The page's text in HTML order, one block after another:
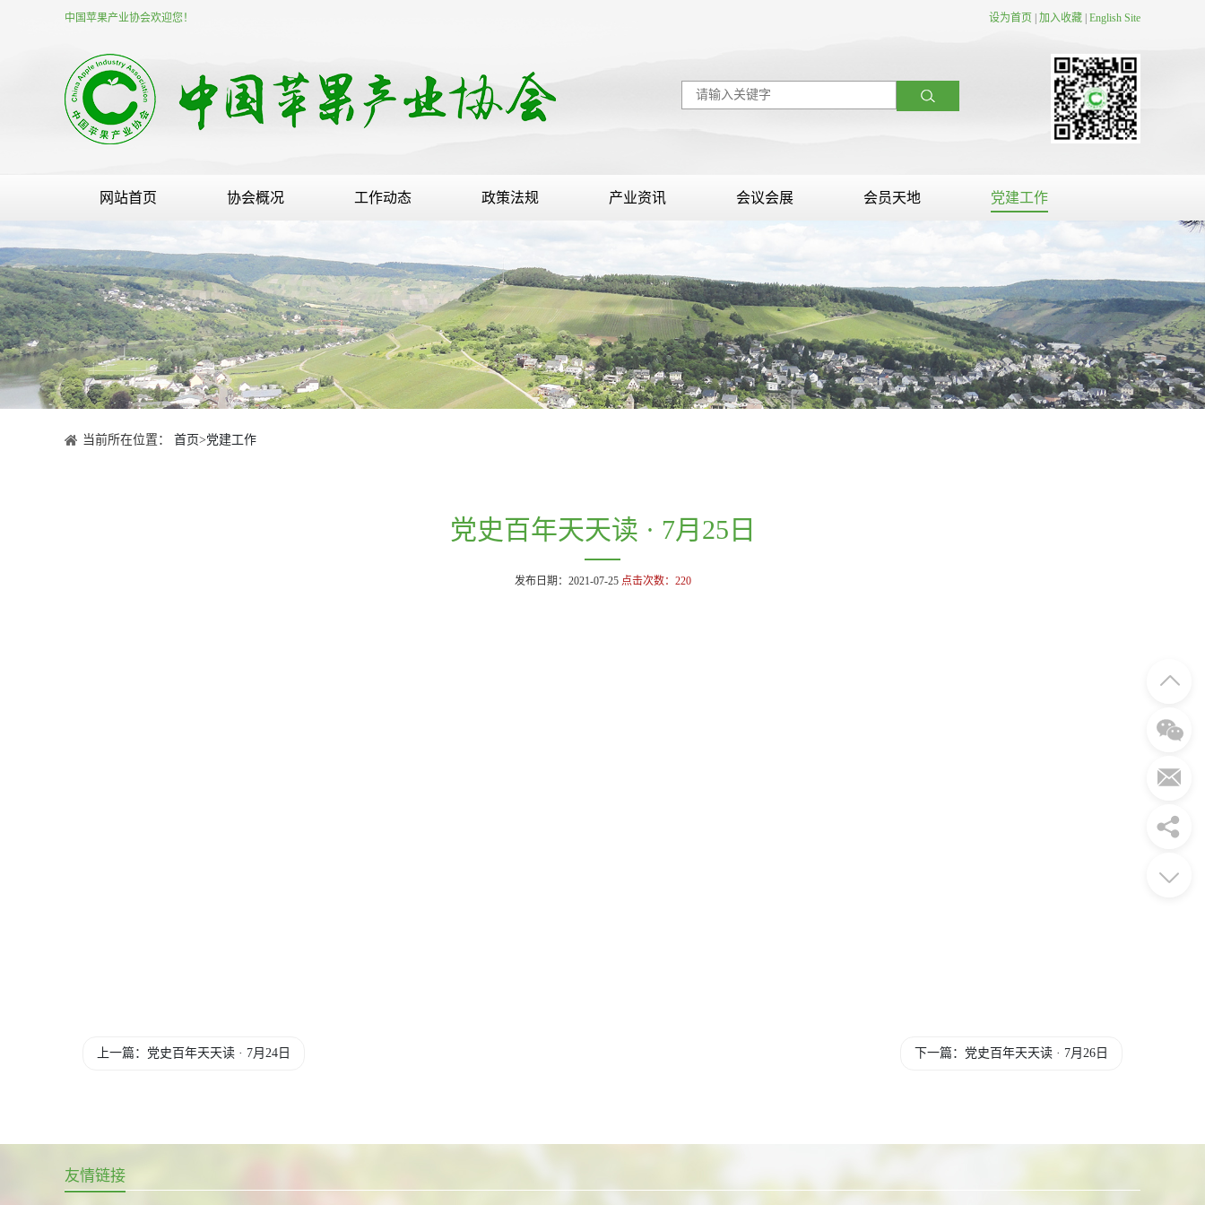
中国苹果产业协会欢迎您！ 设为首页 加入收藏 English Site
网站首页 协会概况 工作动态 政策法规 产业资讯 会议会展 会员天地 党建工作
当前所在位置： 首页>党建工作
党史百年天天读 · 7月25日
发布日期：2021-07-25 点击次数： 220
上一篇：党史百年天天读 · 7月24日 下一篇：党史百年天天读 · 7月26日
友情链接